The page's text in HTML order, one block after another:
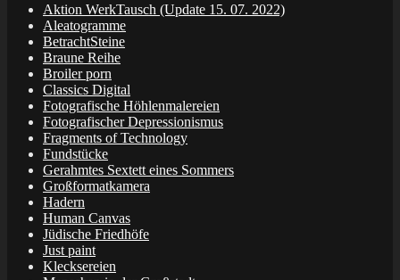
Aktion WerkTausch (Update 15. 07. 2022)
Aleatogramme
BetrachtSteine
Braune Reihe
Broiler porn
Classics Digital
Fotografische Höhlenmalereien
Fotografischer Depressionismus
Fragments of Technology
Fundstücke
Gerahmtes Sextett eines Sommers
Großformatkamera
Hadern
Human Canvas
Jüdische Friedhöfe
Just paint
Klecksereien